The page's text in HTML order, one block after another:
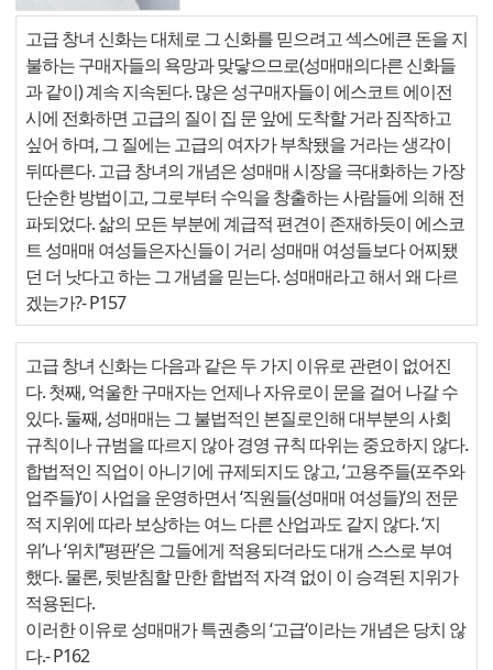
고급 창녀 신화는 대체로 그 신화를 믿으려고 섹스에큰 돈을 지
불하는 구매자들의 욕망과 맞닿으므로(성매매의다른 신화들
과 같이) 계속 지속된다. 많은 성구매자들이 에스코트 에이전
시에 전화하면 고급의 질이 집 문 앞에 도착할 거라 짐작하고
싶어 하며, 그 질에는 고급의 여자가 부착됐을 거라는 생각이
뒤따른다. 고급 창녀의 개념은 성매매 시장을 극대화하는 가장
단순한 방법이고, 그로부터 수익을 창출하는 사람들에 의해 전
파되었다. 삶의 모든 부분에 계급적 편견이 존재하듯이 에스코
트 성매매 여성들은자신들이 거리 성매매 여성들보다 어찌됐
던 더 낫다고 하는 그 개념을 믿는다. 성매매라고 해서 왜 다르
겠는가?- P157
고급 창녀 신화는 다음과 같은 두 가지 이유로 관련이 없어진
다. 첫째, 억울한 구매자는 언제나 자유로이 문을 걸어 나갈 수
있다. 둘째, 성매매는 그 불법적인 본질로인해 대부분의 사회
규칙이나 규범을 따르지 않아 경영 규칙 따위는 중요하지 않다.
합법적인 직업이 아니기에 규제되지도 않고, ‘고용주들(포주와
업주들)‘이 사업을 운영하면서 ‘직원들(성매매 여성들)‘의 전문
적 지위에 따라 보상하는 여느 다른 산업과도 같지 않다. ‘지
위’나 ‘위치’‘평판’은 그들에게 적용되더라도 대개 스스로 부여
했다. 물론, 뒷받침할 만한 합법적 자격 없이 이 승격된 지위가
적용된다.
이러한 이유로 성매매가 특권층의 ‘고급‘이라는 개념은 당치 않
다.- P162